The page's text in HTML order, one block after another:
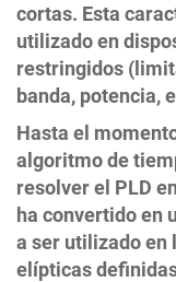
cortas. Esta
utilizado en
restringidos
banda, potencia,
Hasta el
algoritmo de
resolver el PLD
ha convertido en
a ser utilizado en
elípticas